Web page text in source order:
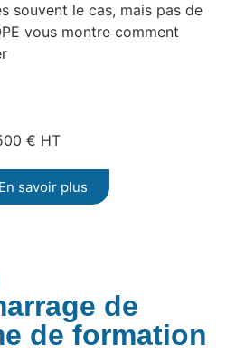
souvent le cas, mais pas de
vous montre comment
€ HT
En savoir plus
de
de formation